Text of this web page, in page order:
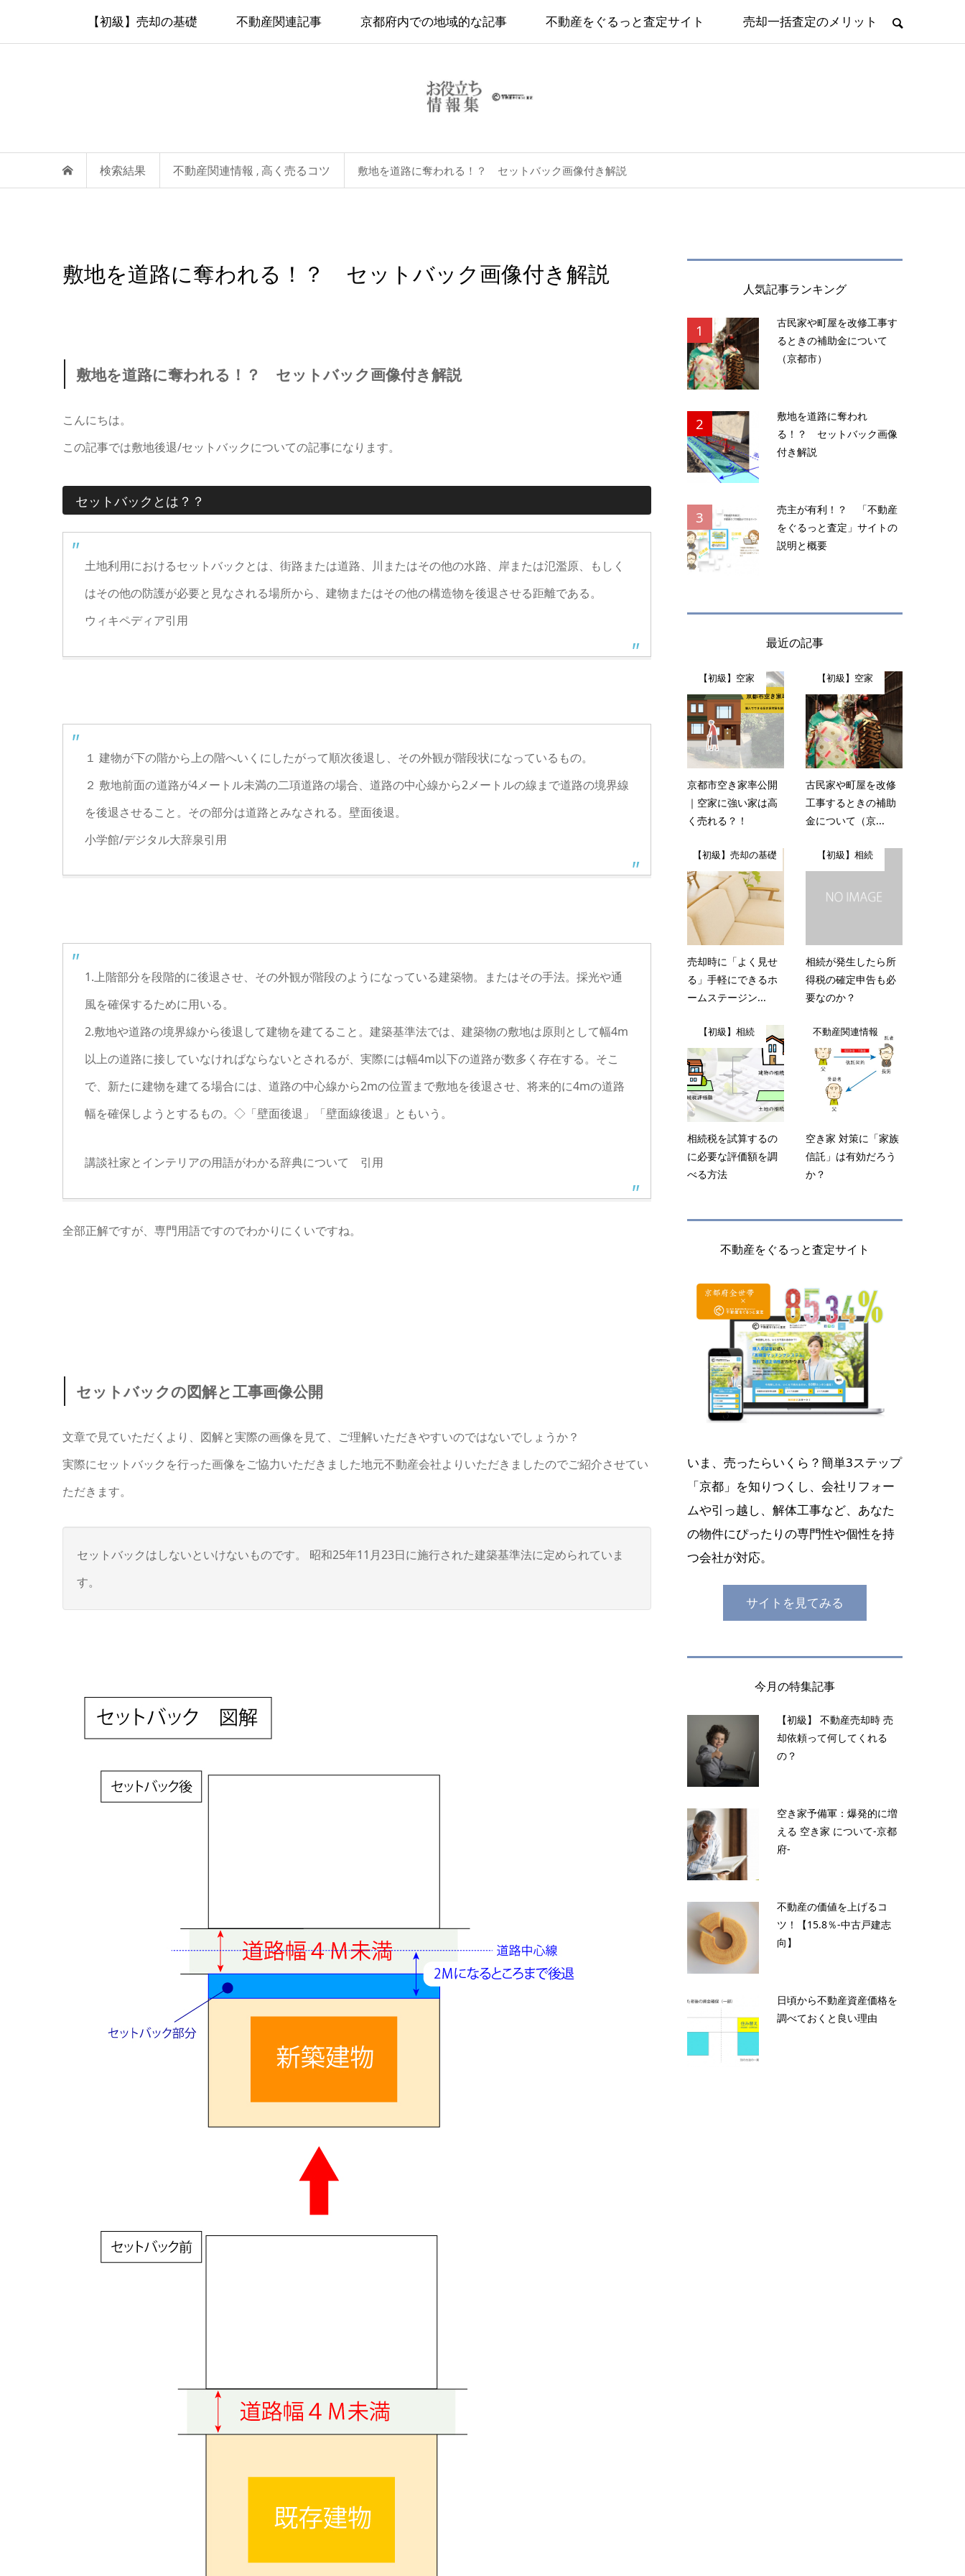
【初級】売却の基礎 不動産関連記事 京都府内での地域的な記事 不動産をぐるっと査定サイト 売却一括査定のメリット
検索結果 不動産関連情報 , 高く売るコツ 敷地を道路に奪われる！？ セットバック画像付き解説
敷地を道路に奪われる！？ セットバック画像付き解説
敷地を道路に奪われる！？ セットバック画像付き解説
こんにちは。
この記事では敷地後退/セットバックについての記事になります。
セットバックとは？？
土地利用におけるセットバックとは、街路または道路、川またはその他の水路、岸または氾濫原、もしく
はその他の防護が必要と見なされる場所から、建物またはその他の構造物を後退させる距離である。
ウィキペディア引用
１ 建物が下の階から上の階へいくにしたがって順次後退し、その外観が階段状になっているもの。
２ 敷地前面の道路が4メートル未満の二項道路の場合、道路の中心線から2メートルの線まで道路の境界線
を後退させること。その部分は道路とみなされる。壁面後退。
小学館/デジタル大辞泉引用
1.上階部分を段階的に後退させ、その外観が階段のようになっている建築物。またはその手法。採光や通
風を確保するために用いる。
2.敷地や道路の境界線から後退して建物を建てること。建築基準法では、建築物の敷地は原則として幅4m
以上の道路に接していなければならないとされるが、実際には幅4m以下の道路が数多く存在する。そこ
で、新たに建物を建てる場合には、道路の中心線から2mの位置まで敷地を後退させ、将来的に4mの道路
幅を確保しようとするもの。◇「壁面後退」「壁面線後退」ともいう。
講談社家とインテリアの用語がわかる辞典について 引用
全部正解ですが、専門用語ですのでわかりにくいですね。
セットバックの図解と工事画像公開
文章で見ていただくより、図解と実際の画像を見て、ご理解いただきやすいのではないでしょうか？
実際にセットバックを行った画像をご協力いただきました地元不動産会社よりいただきましたのでご紹介させてい
ただきます。
セットバックはしないといけないものです。 昭和25年11月23日に施行された建築基準法に定められていま
す。
人気記事ランキング
1
古民家や町屋を改修工事す
るときの補助金について
（京都市）
2
敷地を道路に奪われ
る！？ セットバック画像
付き解説
3
売主が有利！？ 「不動産
をぐるっと査定」サイトの
説明と概要
最近の記事
【初級】空家
京都市空き家率公開
｜空家に強い家は高
く売れる？！
【初級】空家
古民家や町屋を改修
工事するときの補助
金について（京...
【初級】売却の基礎
売却時に「よく見せ
る」手軽にできるホ
ームステージン...
【初級】相続
相続が発生したら所
得税の確定申告も必
要なのか？
【初級】相続
相続税を試算するの
に必要な評価額を調
べる方法
不動産関連情報
空き家 対策に「家族
信託」は有効だろう
か？
不動産をぐるっと査定サイト
いま、売ったらいくら？簡単3ステップ
「京都」を知りつくし、会社リフォー
ムや引っ越し、解体工事など、あなた
の物件にぴったりの専門性や個性を持
つ会社が対応。
サイトを見てみる
今月の特集記事
【初級】 不動産売却時 売
却依頼って何してくれる
の？
空き家予備軍：爆発的に増
える 空き家 について-京都
府-
不動産の価値を上げるコ
ツ！【15.8％-中古戸建志
向】
日頃から不動産資産価格を
調べておくと良い理由